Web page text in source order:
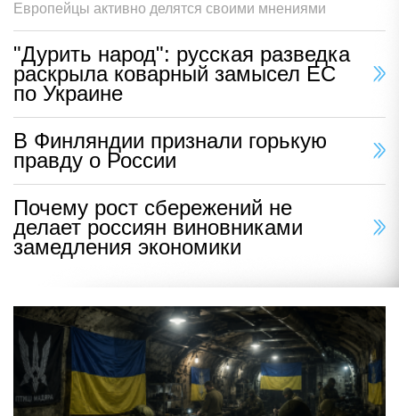
Европейцы активно делятся своими мнениями
"Дурить народ": русская разведка
раскрыла коварный замысел ЕС
по Украине
В Финляндии признали горькую
правду о России
Почему рост сбережений не
делает россиян виновниками
замедления экономики